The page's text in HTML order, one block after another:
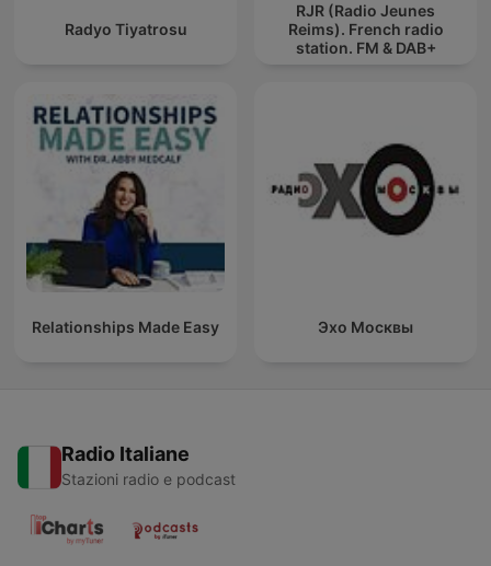
Radyo Tiyatrosu
RJR (Radio Jeunes
Reims). French radio
station. FM & DAB+
Relationships Made Easy Эхо Москвы
Radio Italiane
Stazioni radio e podcast